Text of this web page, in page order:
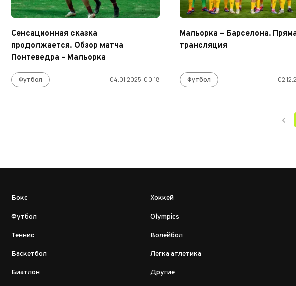
Сенсационная сказка
продолжается. Обзор матча
Понтеведра – Мальорка
Футбол 04.01.2025, 00:18
Мальорка – Барселона.
трансляция
Футбол
Бокс
Футбол
Теннис
Баскетбол
Биатлон
Хоккей
Olympics
Волейбол
Легка атлетика
Другие